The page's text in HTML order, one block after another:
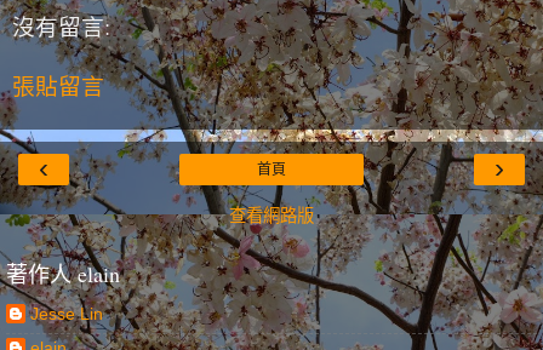
沒有留言:
張貼留言
‹ ›
首頁
查看網路版
著作人 elain
Jesse Lin